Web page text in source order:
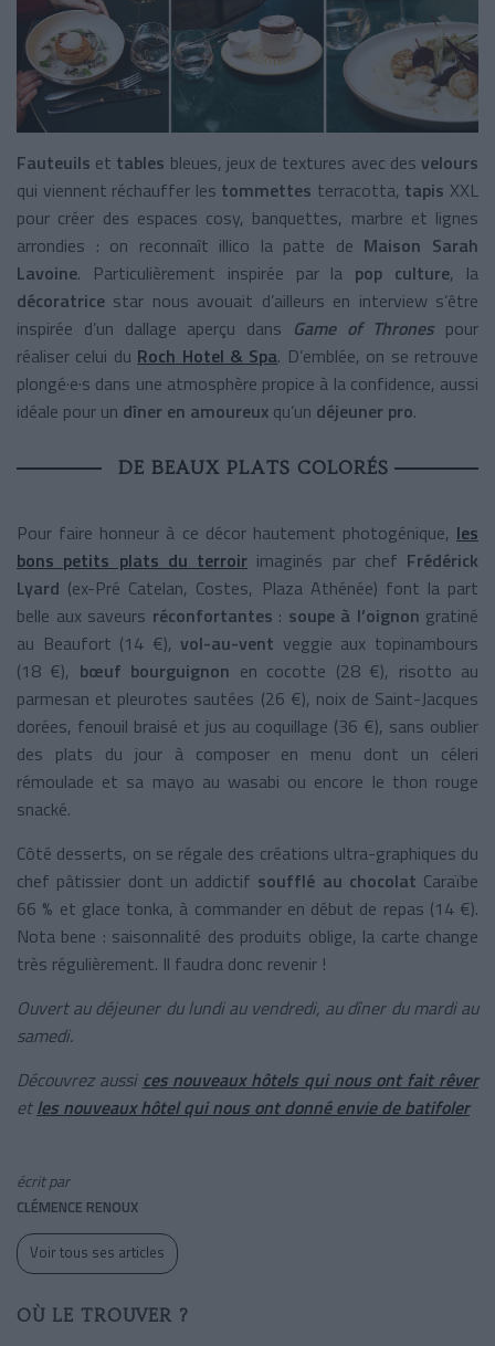
Fauteuils et tables bleues, jeux de textures avec desvelours
qui viennent réchauffer les tommettes terracotta, tapis XXL
pour créer des espaces cosy, banquettes, marbre et lignes
arrondies : on reconnaît illico la patte de Maison Sarah
Lavoine. Particulièrement inspirée par la pop culture, la
décoratrice star nous avouait d’ailleurs en interview s’être
inspirée d’un dallage aperçu dans Game of Thrones pour
réaliser celui du Roch Hotel & Spa. D’emblée, on se retrouve
plongé·e·s dans une atmosphère propice à la confidence, aussi
idéale pour un dîner en amoureux qu’un déjeuner pro.
DE BEAUX PLATS COLORÉS
Pour faire honneur à ce décor hautement photogénique, les
bons petits plats du terroir imaginés par chef Frédérick
Lyard (ex-Pré Catelan, Costes, Plaza Athénée) font la part
belle aux saveurs réconfortantes : soupe à l’oignon gratiné
au Beaufort (14 €),vol-au-vent veggie aux topinambours
(18 €), bœuf bourguignon en cocotte (28 €), risotto au
parmesan et pleurotes sautées (26 €), noix de Saint-Jacques
dorées, fenouil braisé et jus au coquillage (36 €), sans oublier
des plats du jour à composer en menu dont un céleri
rémoulade et sa mayo au wasabi ou encore le thon rouge
snacké.
Côté desserts, on se régale des créations ultra-graphiques du
chef pâtissier dont un addictif soufflé au chocolat Caraïbe
66 % et glace tonka, à commander en début de repas (14 €).
Nota bene : saisonnalité des produits oblige, la carte change
très régulièrement. Il faudra donc revenir !
Ouvert au déjeuner du lundi au vendredi, au dîner du mardi au
samedi.
Découvrez aussi ces nouveaux hôtels qui nous ont fait rêver
etles nouveaux hôtel qui nous ont donné envie de batifoler
écrit par
CLÉMENCE RENOUX
Voir tous ses articles
OÙ LE TROUVER ?